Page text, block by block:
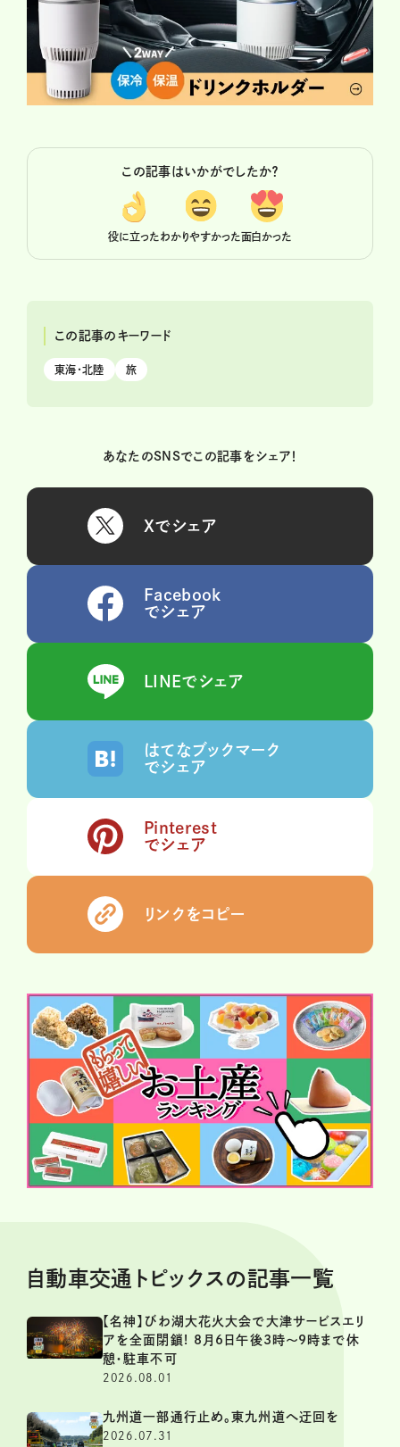
この記事はいかがでしたか？
役に立ったわかりやすかった面白かった
この記事のキーワード
東海・北陸 旅
あなたのSNSでこの記事をシェア！
Xでシェア
Facebook
でシェア
LINEでシェア
はてなブックマーク
でシェア
Pinterest
でシェア
リンクをコピー
自動車交通トピックスの記事一覧
【名神】びわ湖大花火大会で大津サービスエリ
アを全面閉鎖! 8月6日午後3時～9時まで休
憩・駐車不可
2026.08.01
九州道一部通行止め。東九州道へ迂回を
2026.07.31